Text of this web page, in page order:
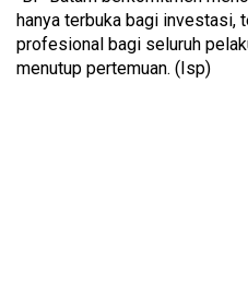
hanya terbuka bagi investasi,
profesional bagi seluruh
menutup pertemuan. (Isp)